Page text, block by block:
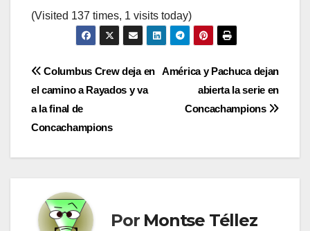
(Visited 137 times, 1 visits today)
Navegación
de
entradas
América y Pachuca dejan
abierta la serie en
Concachampions
Columbus Crew deja en
el camino a Rayados y va
a la final de
Concachampions
Por Montse Téllez